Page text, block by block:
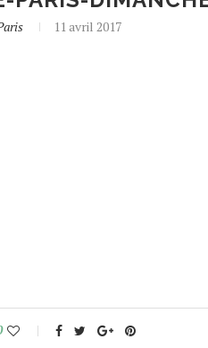
11 avril 2017